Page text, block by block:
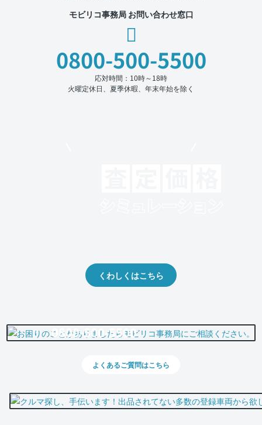
モビリコ事務局 お問い合わせ窓口
0800-500-5500
応対時間：10時～18時
火曜定休日、夏季休暇、年末年始を除く
くわしくはこちら
0800-500-5500
よくあるご質問はこちら